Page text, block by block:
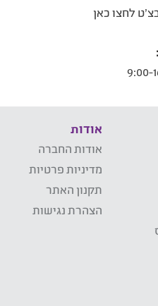
לחצו כאן
אודות
אודות החברה
מדיניות פרטיות
תקנון האתר
הצהרת נגישות